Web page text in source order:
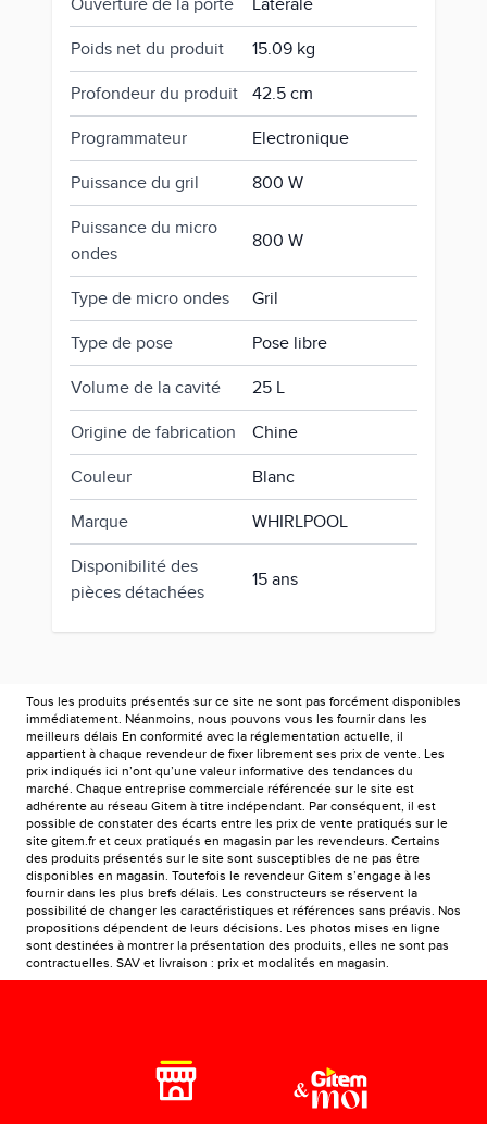
Ouverture de la porte Latérale
Poids net du produit 15.09 kg
Profondeur du produit 42.5 cm
Programmateur Electronique
Puissance du gril 800 W
Puissance du micro
ondes
800 W
Type de micro ondes Gril
Type de pose Pose libre
Volume de la cavité 25 L
Origine de fabrication Chine
Couleur Blanc
Marque WHIRLPOOL
Disponibilité des
pièces détachées
15 ans
Tous les produits présentés sur ce site ne sont pas forcément disponibles
immédiatement. Néanmoins, nous pouvons vous les fournir dans les
meilleurs délais En conformité avec la réglementation actuelle, il
appartient à chaque revendeur de fixer librement ses prix de vente. Les
prix indiqués ici n’ont qu’une valeur informative des tendances du
marché. Chaque entreprise commerciale référencée sur le site est
adhérente au réseau Gitem à titre indépendant. Par conséquent, il est
possible de constater des écarts entre les prix de vente pratiqués sur le
site gitem.fr et ceux pratiqués en magasin par les revendeurs. Certains
des produits présentés sur le site sont susceptibles de ne pas être
disponibles en magasin. Toutefois le revendeur Gitem s’engage à les
fournir dans les plus brefs délais. Les constructeurs se réservent la
possibilité de changer les caractéristiques et références sans préavis. Nos
propositions dépendent de leurs décisions. Les photos mises en ligne
sont destinées à montrer la présentation des produits, elles ne sont pas
contractuelles. SAV et livraison : prix et modalités en magasin.